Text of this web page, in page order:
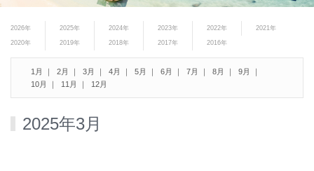
2026年 2025年 2024年 2023年 2022年 2021年
2020年 2019年 2018年 2017年 2016年
1月 2月 3月 4月 5月 6月 7月 8月
9月
10月
11月 12月
2025年3月